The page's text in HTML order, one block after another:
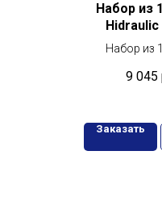
Набор из
Набор из
9 045
Заказать